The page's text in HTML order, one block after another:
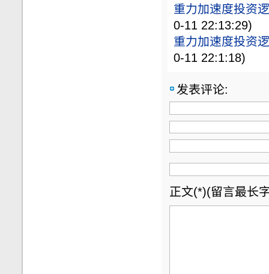
重力加速度投资
0-11 22:13:29)
重力加速度投资
0-11 22:1:18)
发表评论:
正文(*)(留言最长